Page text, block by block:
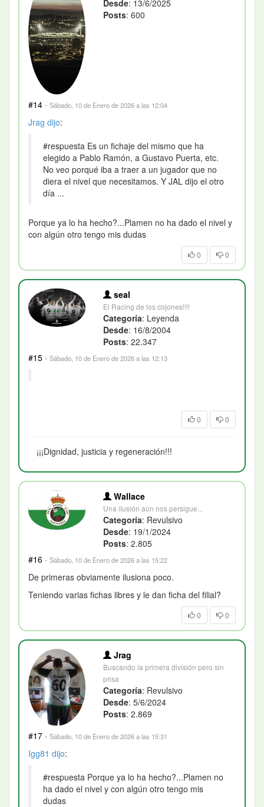
Desde: 13/6/2025
Posts: 600
#14 · Sábado, 10 de Enero de 2026 a las 12:04
Jrag dijo:
#respuesta Es un fichaje del mismo que ha
elegido a Pablo Ramón, a Gustavo Puerta, etc.
No veo porqué iba a traer a un jugador que no
diera el nivel que necesitamos. Y JAL dijo el otro
día ...
Porque ya lo ha hecho?...Plamen no ha dado el nivel y
con algún otro tengo mis dudas
0 0
seal
El Racing de los cojones!!!!
Categoría: Leyenda
Desde: 16/8/2004
Posts: 22.347
#15 · Sábado, 10 de Enero de 2026 a las 12:13
0 0
¡¡¡Dignidad, justicia y regeneración!!!
Wallace
Una ilusión aún nos persigue...
Categoría: Revulsivo
Desde: 19/1/2024
Posts: 2.805
#16 · Sábado, 10 de Enero de 2026 a las 15:22
De primeras obviamente ilusiona poco.
Teniendo varias fichas libres y le dan ficha del filial?
0 0
Jrag
Buscando la primera división pero sin
prisa
Categoría: Revulsivo
Desde: 5/6/2024
Posts: 2.869
#17 · Sábado, 10 de Enero de 2026 a las 15:31
Igg81 dijo:
#respuesta Porque ya lo ha hecho?...Plamen no
ha dado el nivel y con algún otro tengo mis
dudas